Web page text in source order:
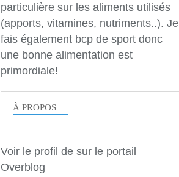
particulière sur les aliments utilisés
(apports, vitamines, nutriments..). Je
fais également bcp de sport donc
une bonne alimentation est
primordiale!
À PROPOS
Voir le profil de sur le portail
Overblog